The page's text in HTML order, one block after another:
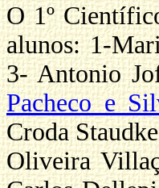
O 1º
alunos: 1-
3- Antonio
Pacheco e
Croda
Oliveira